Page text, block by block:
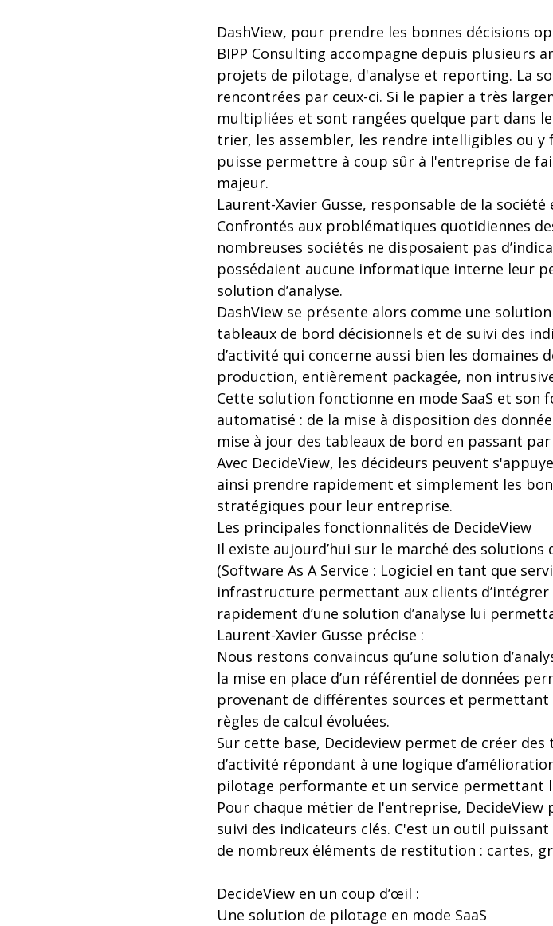
DashView, pour prendre les bonnes décisions
BIPP Consulting accompagne depuis plusieurs
projets de pilotage, d'analyse et reporting. La
rencontrées par ceux-ci. Si le papier a très
multipliées et sont rangées quelque part dans
trier, les assembler, les rendre intelligibles ou y
puisse permettre à coup sûr à l'entreprise de
majeur.
Laurent-Xavier Gusse, responsable de la
Confrontés aux problématiques quotidiennes
nombreuses sociétés ne disposaient pas
possédaient aucune informatique interne leur
solution d’analyse.
DashView se présente alors comme une
tableaux de bord décisionnels et de suivi des
d’activité qui concerne aussi bien les domaines
production, entièrement packagée, non
Cette solution fonctionne en mode SaaS et
automatisé : de la mise à disposition des
mise à jour des tableaux de bord en passant
Avec DecideView, les décideurs peuvent
ainsi prendre rapidement et simplement les
stratégiques pour leur entreprise.
Les principales fonctionnalités de DecideView
Il existe aujourd’hui sur le marché des solutions
(Software As A Service : Logiciel en tant que
infrastructure permettant aux clients d’intégrer
rapidement d’une solution d’analyse lui
Laurent-Xavier Gusse précise :
Nous restons convaincus qu’une solution
la mise en place d’un référentiel de données
provenant de différentes sources et permettant
règles de calcul évoluées.
Sur cette base, Decideview permet de créer
d’activité répondant à une logique
pilotage performante et un service permettant
Pour chaque métier de l'entreprise,
suivi des indicateurs clés. C'est un outil
de nombreux éléments de restitution : cartes,
DecideView en un coup d’œil :
Une solution de pilotage en mode SaaS